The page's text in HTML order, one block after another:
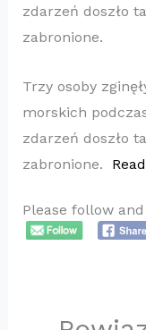
zdarzeń doszło
zabronione.
Trzy osoby
morskich
zdarzeń doszło
zabronione.
Please follow